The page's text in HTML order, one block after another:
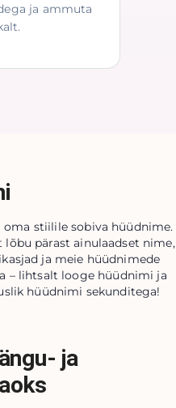
ja ammuta
stiilile sobiva hüüdnime.
pärast ainulaadset nime,
ja meie hüüdnimede
– lihtsalt looge hüüdnimi ja
hüüdnimi sekunditega!
ja